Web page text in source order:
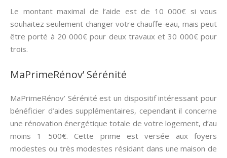
Le montant maximal de l’aide est de 10 000€ si vous
souhaitez seulement changer votre chauffe-eau, mais peut
être porté à 20 000€ pour deux travaux et 30 000€ pour
trois.
MaPrimeRénov’ Sérénité
MaPrimeRénov’ Sérénité est un dispositif intéressant pour
bénéficier d’aides supplémentaires, cependant il concerne
une rénovation énergétique totale de votre logement, d’au
moins 1 500€. Cette prime est versée aux foyers
modestes ou très modestes résidant dans une maison de